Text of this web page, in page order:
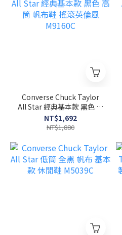
Converse Chuck Taylor
All Star 經典基本款 黑色 高
筒 帆布鞋 搖滾英倫風
M9160C
NT$1,692
NT$1,880